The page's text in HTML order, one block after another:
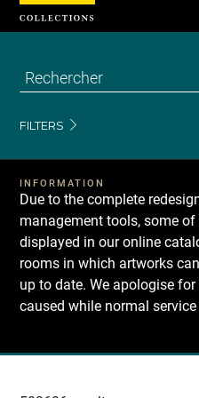
FILTERS
INFORMATION
Due to the complete
management tools, some
displayed in our online
rooms in which artworks
up to date. We apologise
caused while normal
Recherche
Cookies management panel